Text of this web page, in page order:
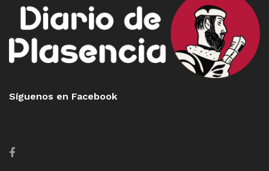
Síguenos en Facebook